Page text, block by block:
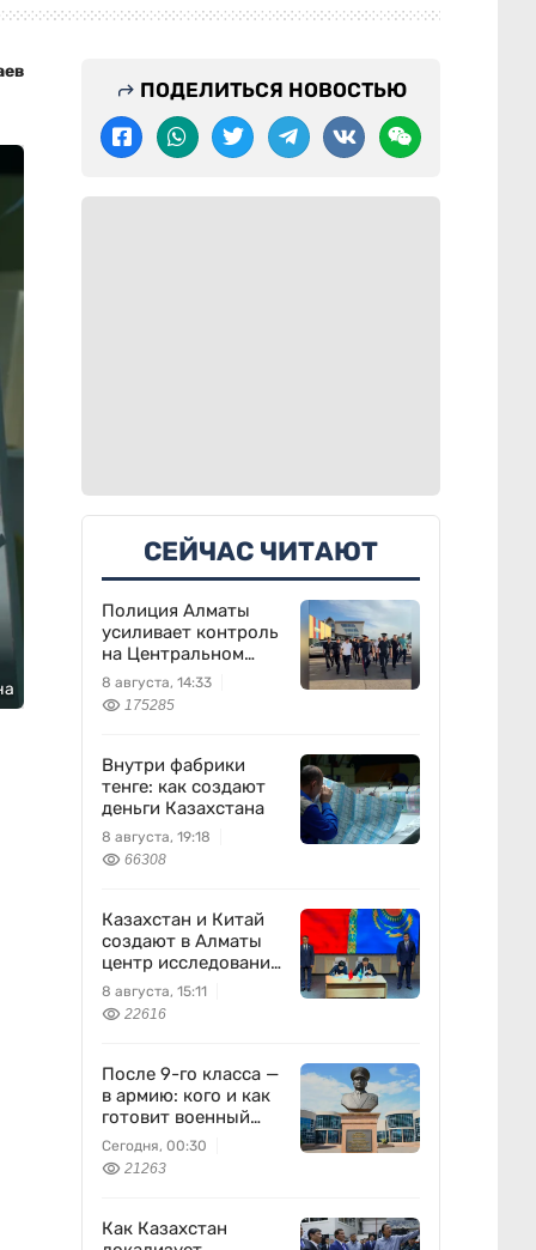
ПОДЕЛИТЬСЯ НОВОСТЬЮ
СЕЙЧАС ЧИТАЮТ
Полиция Алматы
усиливает контроль
на Центральном
вещевом рынке
8 августа, 14:33
175285
Внутри фабрики
тенге: как создают
деньги Казахстана
8 августа, 19:18
66308
Казахстан и Китай
создают в Алматы
центр исследований
землетрясений
8 августа, 15:11
22616
После 9-го класса —
в армию: кого и как
готовит военный
колледж
Сегодня, 00:30
21263
Как Казахстан